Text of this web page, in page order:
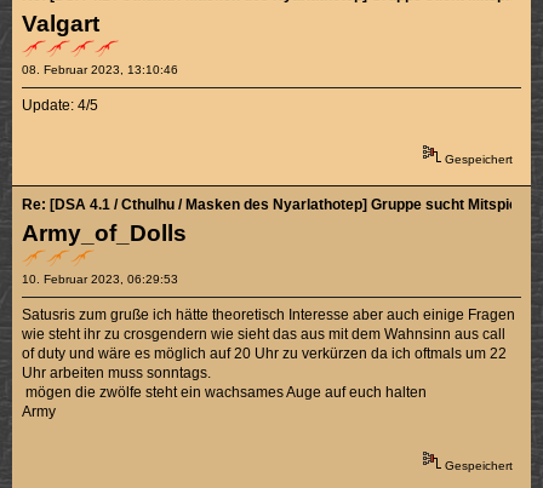
Valgart
08. Februar 2023, 13:10:46
Update: 4/5
Gespeichert
Army_of_Dolls
10. Februar 2023, 06:29:53
Re: [DSA 4.1 / Cthulhu / Masken des Nyarlathotep] Gruppe sucht
Satusris zum gruße ich hätte theoretisch Interesse aber auch einige Fragen
wie steht ihr zu crosgendern wie sieht das aus mit dem Wahnsinn aus call
of duty und wäre es möglich auf 20 Uhr zu verkürzen da ich oftmals um 22
Uhr arbeiten muss sonntags.
mögen die zwölfe steht ein wachsames Auge auf euch halten
Army
Gespeichert